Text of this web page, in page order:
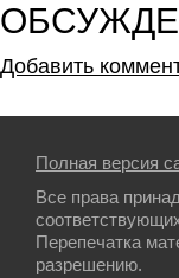
Добавить
Полная версия
Все права
Перепечатка
разрешению.